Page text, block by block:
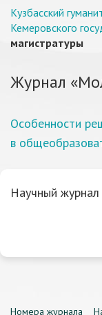
Кузбасский
Кемеровского
магистратуры
Журнал
Особенности
в
Научный
Номера журнала